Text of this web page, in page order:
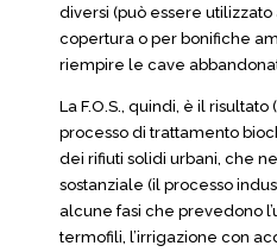
diversi (può essere
copertura o per bonifiche
riempire le cave
La F.O.S., quindi, è il
processo di trattamento
dei rifiuti solidi urbani, che
sostanziale (il processo
alcune fasi che prevedono
termofili, l’irrigazione con